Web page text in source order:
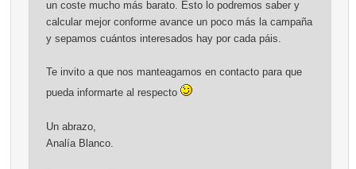
un coste mucho más barato. Esto lo podremos saber y
calcular mejor conforme avance un poco más la campaña
y sepamos cuántos interesados hay por cada páis.
Te invito a que nos manteagamos en contacto para que
pueda informarte al respecto
Un abrazo,
Analía Blanco.